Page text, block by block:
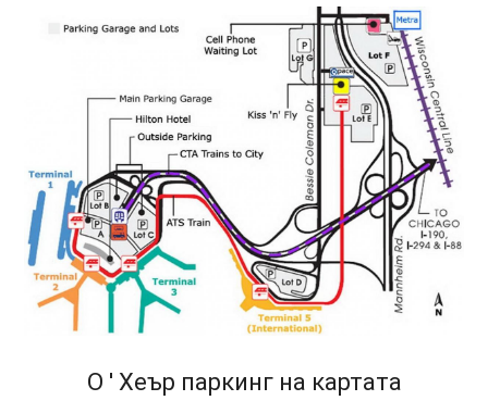
О ' Хеър паркинг на картата